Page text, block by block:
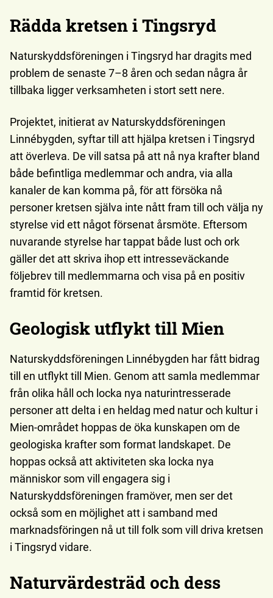
Rädda kretsen i Tingsryd
Naturskyddsföreningen i Tingsryd har dragits med
problem de senaste 7–8 åren och sedan några år
tillbaka ligger verksamheten i stort sett nere.
Projektet, initierat av Naturskyddsföreningen
Linnébygden, syftar till att hjälpa kretsen i Tingsryd
att överleva. De vill satsa på att nå nya krafter bland
både befintliga medlemmar och andra, via alla
kanaler de kan komma på, för att försöka nå
personer kretsen själva inte nått fram till och välja ny
styrelse vid ett något försenat årsmöte. Eftersom
nuvarande styrelse har tappat både lust och ork
gäller det att skriva ihop ett intresseväckande
följebrev till medlemmarna och visa på en positiv
framtid för kretsen.
Geologisk utflykt till Mien
Naturskyddsföreningen Linnébygden har fått bidrag
till en utflykt till Mien. Genom att samla medlemmar
från olika håll och locka nya naturintresserade
personer att delta i en heldag med natur och kultur i
Mien-området hoppas de öka kunskapen om de
geologiska krafter som format landskapet. De
hoppas också att aktiviteten ska locka nya
människor som vill engagera sig i
Naturskyddsföreningen framöver, men ser det
också som en möjlighet att i samband med
marknadsföringen nå ut till folk som vill driva kretsen
i Tingsryd vidare.
Naturvärdesträd och dess